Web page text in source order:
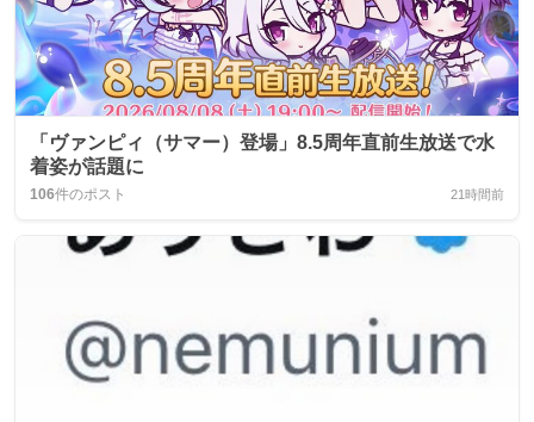
「ヴァンピィ（サマー）登場」8.5周年直前生放送で水
着姿が話題に
106件のポスト 21時間前